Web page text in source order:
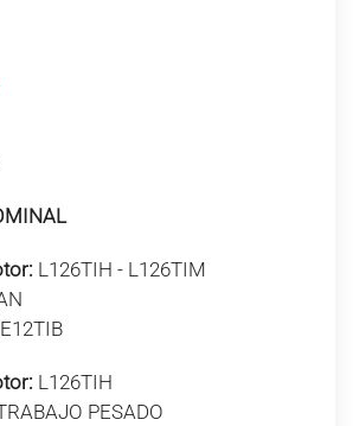
L126TIH - L126TIM
L126TIH
PESADO